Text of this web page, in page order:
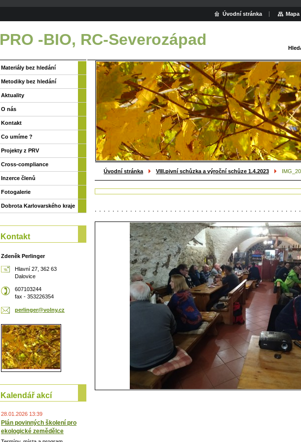
PRO -BIO, RC-Severozápad
Úvodní stránka VIII.pivní schůzka a výroční schůze 1.4.2023
Materiály bez hledání
Metodiky bez hledání
Aktuality
O nás
Kontakt
Co umíme ?
Projekty z PRV
Cross-compliance
Inzerce členů
Fotogalerie
Dobrota Karlovarského kraje
Kontakt
Zdeněk Perlinger
Hlavní 27, 362 63
Dalovice
607103244
fax - 353226354
perlinger@volny.cz
Kalendář akcí
28.01.2026 13:39
Plán povinných školení pro
ekologické zemědělce
Úvodní stránka